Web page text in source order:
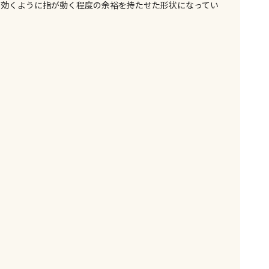
くように指が動く程度の余裕を持たせた形状になってい